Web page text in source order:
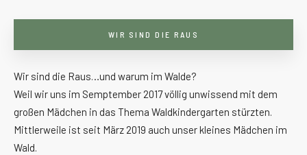
WIR SIND DIE RAUS
Wir sind die Raus…und warum im Walde?
Weil wir uns im Semptember 2017 völlig unwissend mit dem
großen Mädchen in das Thema Waldkindergarten stürzten.
Mittlerweile ist seit März 2019 auch unser kleines Mädchen im
Wald.